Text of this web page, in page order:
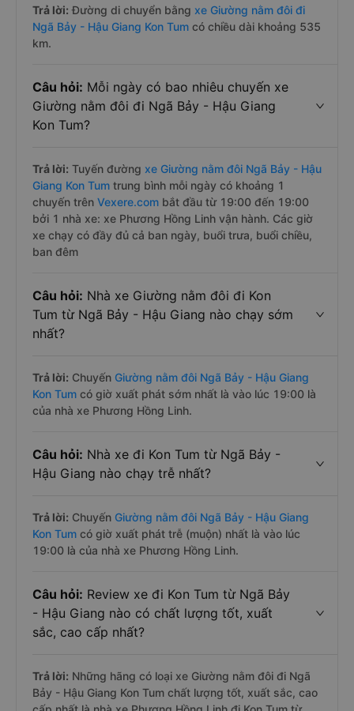
Trả lời: Đường di chuyển bằng xe Giường nằm đôi đi
Ngã Bảy - Hậu Giang Kon Tum có chiều dài khoảng 535
km.
Câu hỏi: Mỗi ngày có bao nhiêu chuyến xe
Giường nằm đôi đi Ngã Bảy - Hậu Giang
Kon Tum?
Trả lời: Tuyến đường xe Giường nằm đôi Ngã Bảy - Hậu
Giang Kon Tum trung bình mỗi ngày có khoảng 1
chuyến trên Vexere.com bắt đầu từ 19:00 đến 19:00
bởi 1 nhà xe: xe Phương Hồng Linh vận hành. Các giờ
xe chạy có đầy đủ cả ban ngày, buổi trưa, buổi chiều,
ban đêm
Câu hỏi: Nhà xe Giường nằm đôi đi Kon
Tum từ Ngã Bảy - Hậu Giang nào chạy sớm
nhất?
Trả lời: Chuyến Giường nằm đôi Ngã Bảy - Hậu Giang
Kon Tum có giờ xuất phát sớm nhất là vào lúc 19:00 là
của nhà xe Phương Hồng Linh.
Câu hỏi: Nhà xe đi Kon Tum từ Ngã Bảy -
Hậu Giang nào chạy trễ nhất?
Trả lời: Chuyến Giường nằm đôi Ngã Bảy - Hậu Giang
Kon Tum có giờ xuất phát trễ (muộn) nhất là vào lúc
19:00 là của nhà xe Phương Hồng Linh.
Câu hỏi: Review xe đi Kon Tum từ Ngã Bảy
- Hậu Giang nào có chất lượng tốt, xuất
sắc, cao cấp nhất?
Trả lời: Những hãng có loại xe Giường nằm đôi đi Ngã
Bảy - Hậu Giang Kon Tum chất lượng tốt, xuất sắc, cao